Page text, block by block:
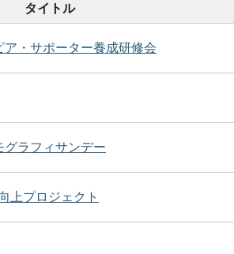
タイトル
・サポーター養成研修会
ラフィサンデー
上プロジェクト